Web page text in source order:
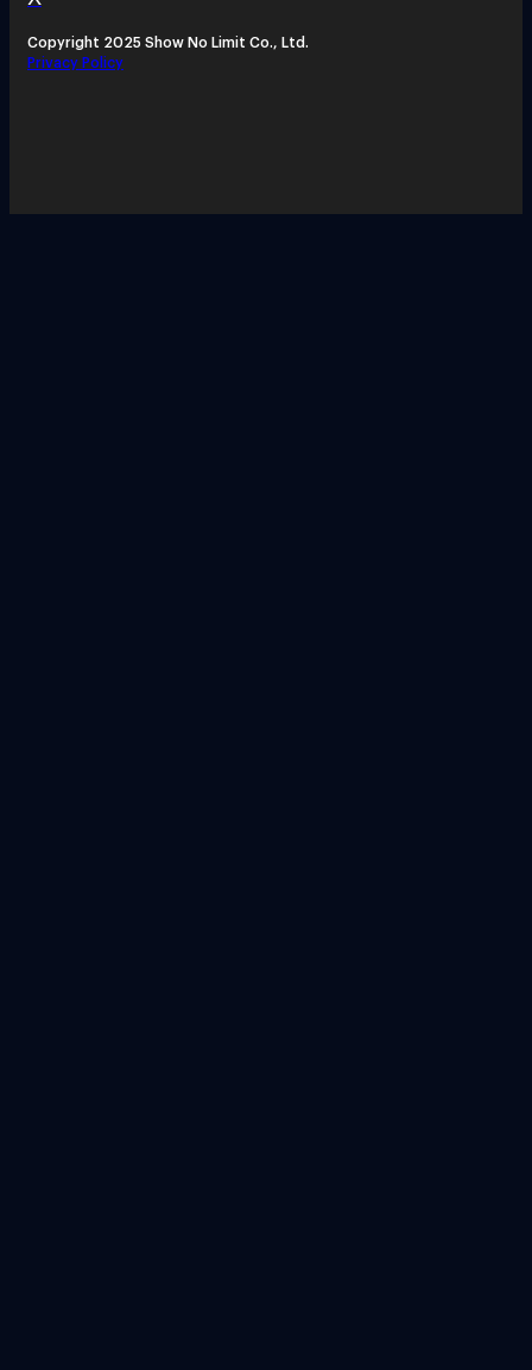
Copyright 2025 Show No Limit Co., Ltd.
Privacy Policy